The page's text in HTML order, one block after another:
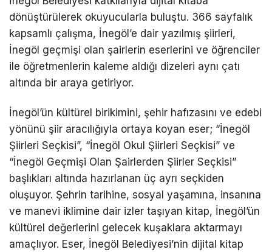
dönüştürülerek okuyucularla buluştu. 366 sayfalık
kapsamlı çalışma, İnegöl’e dair yazılmış şiirleri,
İnegöl geçmişi olan şairlerin eserlerini ve öğrenciler
ile öğretmenlerin kaleme aldığı dizeleri aynı çatı
altında bir araya getiriyor.
İnegöl’ün kültürel birikimini, şehir hafızasını ve edebi
yönünü şiir aracılığıyla ortaya koyan eser; “İnegöl
Şiirleri Seçkisi”, “İnegöl Okul Şiirleri Seçkisi” ve
“İnegöl Geçmişi Olan Şairlerden Şiirler Seçkisi”
başlıkları altında hazırlanan üç ayrı seçkiden
oluşuyor. Şehrin tarihine, sosyal yaşamına, insanına
ve manevi iklimine dair izler taşıyan kitap, İnegöl’ün
kültürel değerlerini gelecek kuşaklara aktarmayı
amaçlıyor. Eser, İnegöl Belediyesi’nin dijital kitap